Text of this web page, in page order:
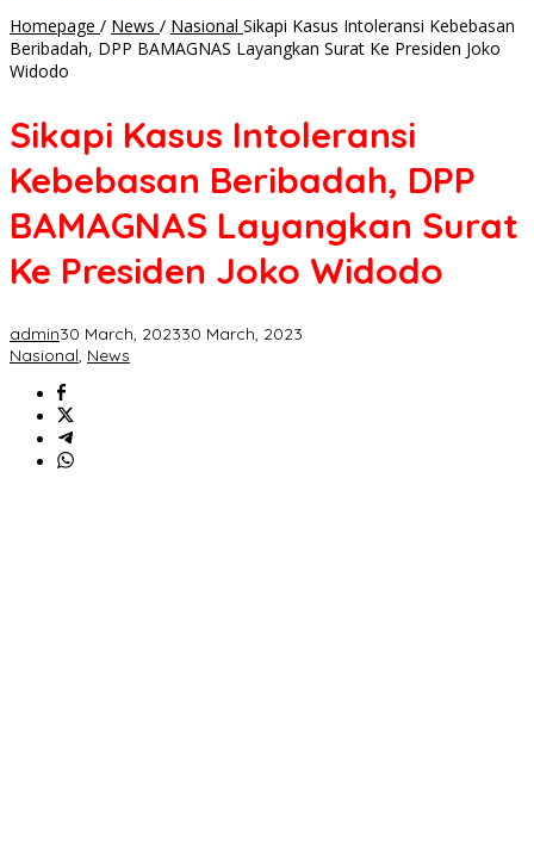
Homepage / News / Nasional Sikapi Kasus Intoleransi Kebebasan
Beribadah, DPP BAMAGNAS Layangkan Surat Ke Presiden Joko
Widodo
Sikapi Kasus Intoleransi
Kebebasan Beribadah, DPP
BAMAGNAS Layangkan Surat
Ke Presiden Joko Widodo
admin30 March, 202330 March, 2023
Nasional, News